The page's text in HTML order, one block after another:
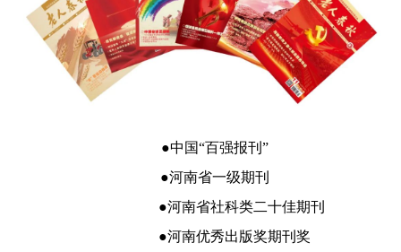
●中国“百强报刊”
●河南省一级期刊
●河南省社科类二十佳期刊
●河南优秀出版奖期刊奖